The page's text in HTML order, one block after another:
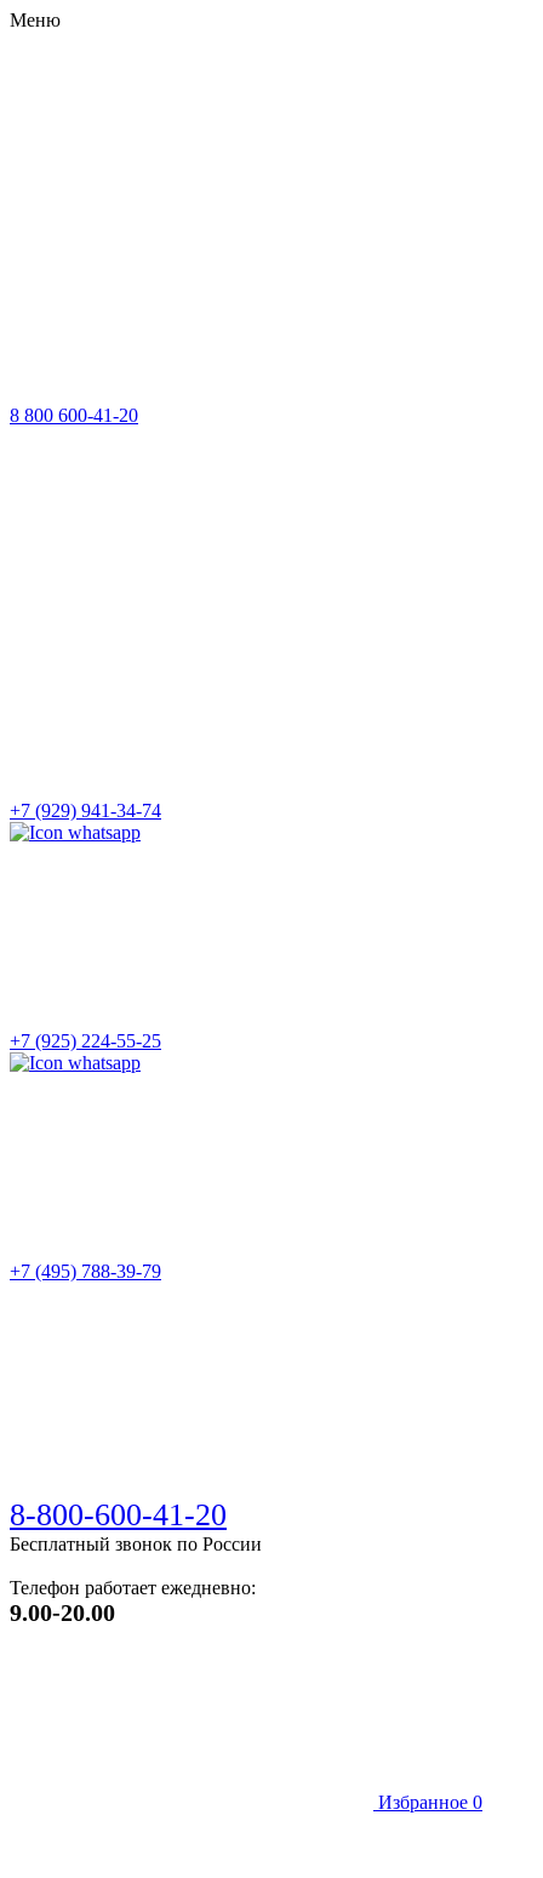
Меню
8 800 600-41-20
+7 (929) 941-34-74
+7 (925) 224-55-25
+7 (495) 788-39-79
8-800-600-41-20
Бесплатный звонок по России
Телефон работает ежедневно:
9.00-20.00
Избранное 0